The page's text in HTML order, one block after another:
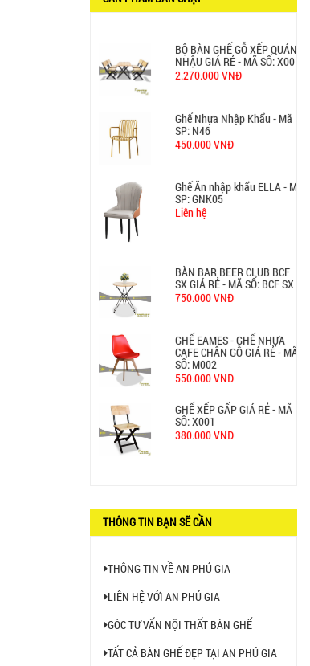
2.270.000 VNĐ
Ghế Nhựa Nhập Khẩu - Mã
SP: N46
450.000 VNĐ
Ghế Ăn nhập khẩu ELLA - Mã
SP: GNK05
Liên hệ
BÀN BAR BEER CLUB BCF
SX GIÁ RẺ - MÃ SỐ: BCF SX
GHẾ EAMES - GHẾ NHỰA
CAFE CHÂN GỖ GIÁ RẺ - MÃ
SỐ: M002
GHẾ XẾP GẤP GIÁ RẺ - MÃ
SỐ: X001
380.000 VNĐ
BÀN CAFE BCF01 GIÁ RẺ -
MÃ SỐ: BCF01
650.000 VNĐ
450.000 VNĐ
Ghế Ăn nhập khẩu ELLA - Mã
SP: GNK05
THÔNG TIN BẠN SẼ CẦN
THÔNG TIN VỀ AN PHÚ GIA
LIÊN HỆ VỚI AN PHÚ GIA
GÓC TƯ VẤN NỘI THẤT BÀN GHẾ
TẤT CẢ BÀN GHẾ ĐẸP TẠI AN PHÚ GIA